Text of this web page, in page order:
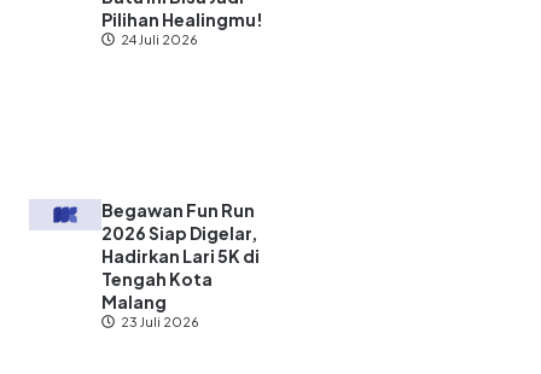
Pilihan Healingmu!
24 Juli 2026
Begawan Fun Run
2026 Siap Digelar,
Hadirkan Lari 5K di
Tengah Kota
Malang
23 Juli 2026